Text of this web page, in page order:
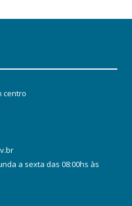
centro
a sexta das 08:00hs às